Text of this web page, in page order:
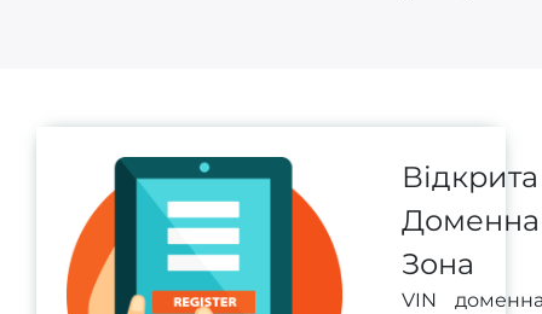
Відкрита
Доменна
Зона
VIN